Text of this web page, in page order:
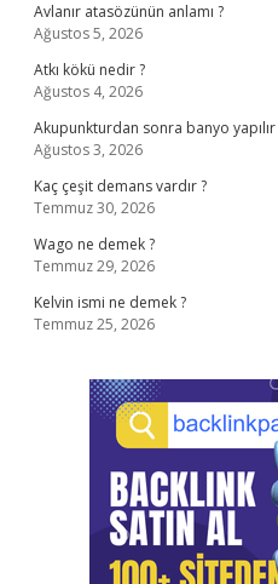
Avlanır atasözünün anlamı ?
Ağustos 5, 2026
Atkı kökü nedir ?
Ağustos 4, 2026
Akupunkturdan sonra banyo yapılır
Ağustos 3, 2026
Kaç çeşit demans vardır ?
Temmuz 30, 2026
Wago ne demek ?
Temmuz 29, 2026
Kelvin ismi ne demek ?
Temmuz 25, 2026